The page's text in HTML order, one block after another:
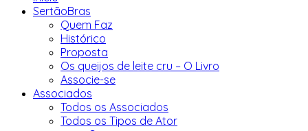
SertãoBras
Quem Faz
Histórico
Proposta
Os queijos de leite cru – O Livro
Associe-se
Associados
Todos os Associados
Todos os Tipos de Ator